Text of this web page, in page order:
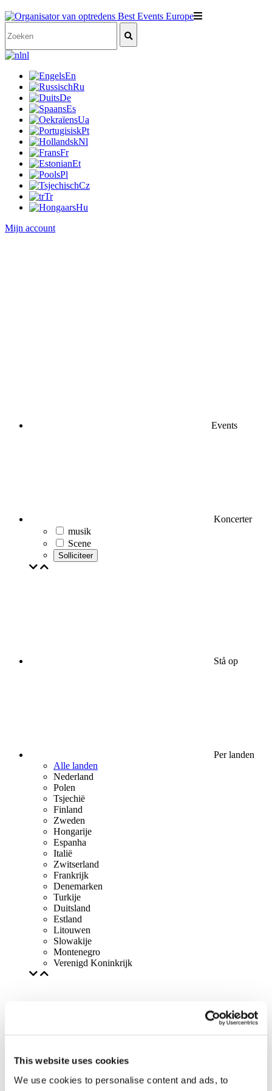
This website uses cookies
We use cookies to personalise content and ads, to
nl
En
Ru
De
Es
Ua
Pt
Nl
Fr
Et
Pl
Cz
Tr
Hu
Mijn account
Events
Koncerter
musik
Scene
Solliciteer
Stå op
Per landen
Alle landen
Nederland
Polen
Tsjechië
Finland
Zweden
Hongarije
Espanha
Italië
Zwitserland
Frankrijk
Denemarken
Turkije
Duitsland
Estland
Litouwen
Slowakije
Montenegro
Verenigd Koninkrijk